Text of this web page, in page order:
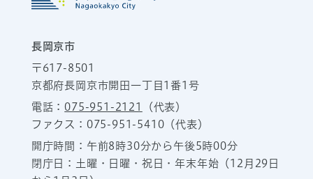
長岡京市
〒617-8501
京都府長岡京市開田一丁目1番1号
電話：075-951-2121
（代表）
ファクス：075-951-5410（代表）
開庁時間：午前8時30分から午後5時00分
閉庁日：土曜・日曜・祝日・年末年始（12月29日